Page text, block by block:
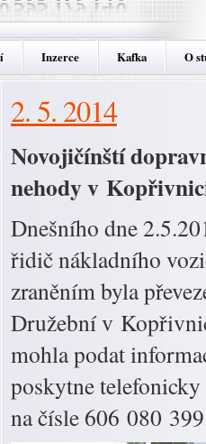
Inzerce Kafka O
2. 5. 2014
Novojičínští
nehody v
Dnešního dne
řidič nákladního
zraněním byla
Družební v
mohla podat
poskytne
na čísle 606 080